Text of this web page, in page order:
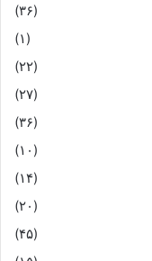
(۳۶)
(۱)
(۲۲)
(۲۷)
(۳۶)
(۱۰)
(۱۴)
(۲۰)
(۴۵)